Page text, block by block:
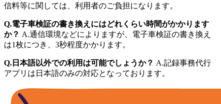
信料等に関しては、利用者のご負担になります。
Q.電子車検証の書き換えにはどれくらい時間がかかります
か？ A.通信環境などによりますが、電子車検証の書き換え
は1枚につき、3秒程度かかります。
Q.日本語以外での利用は可能でしょうか？ A.記録事務代行
アプリは日本語のみの対応となっております。